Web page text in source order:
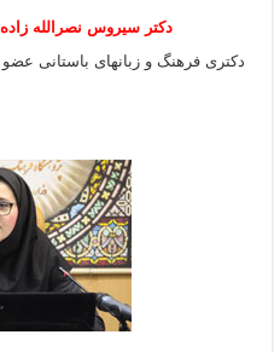
دکتر سیروس نصرالله
دکتری فرهنگ و زبانهای باستانی